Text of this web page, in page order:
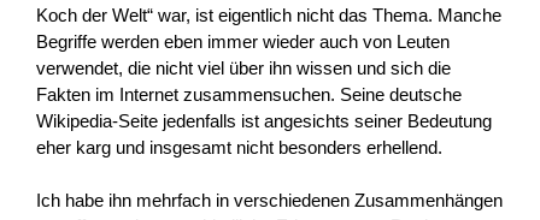
Koch der Welt“ war, ist eigentlich nicht das Thema. Manche
Begriffe werden eben immer wieder auch von Leuten
verwendet, die nicht viel über ihn wissen und sich die
Fakten im Internet zusammensuchen. Seine deutsche
Wikipedia-Seite jedenfalls ist angesichts seiner Bedeutung
eher karg und insgesamt nicht besonders erhellend.
Ich habe ihn mehrfach in verschiedenen Zusammenhängen